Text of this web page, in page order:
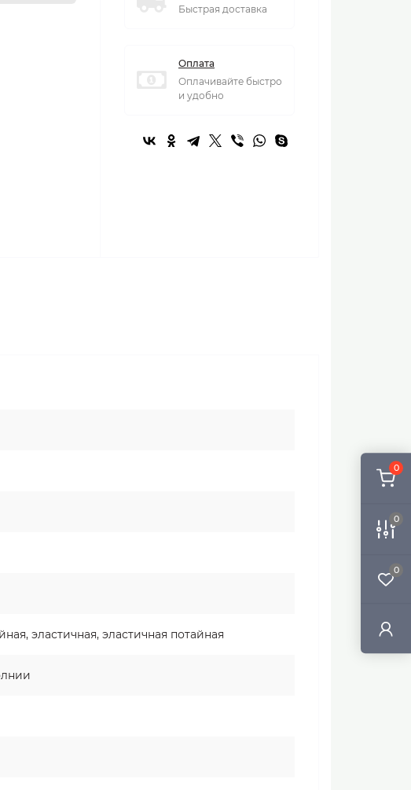
0
0
0
Быстрая доставка
Оплата
Оплачивайте быстро
и удобно
эластичная, эластичная потайная